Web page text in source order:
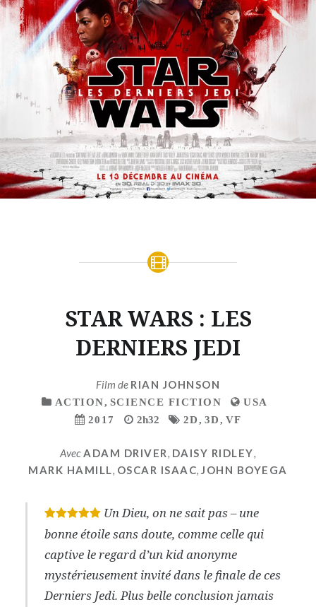
STAR WARS : LES
DERNIERS JEDI
Film de RIAN JOHNSON
ACTION, SCIENCE FICTION
USA
2017
2h32 2D , 3D , VF
AvecADAM DRIVER, DAISY RIDLEY,
MARK HAMILL, OSCAR ISAAC,JOHN BOYEGA
* * * * *
Un Dieu, on ne sait pas – une
bonne étoile sans doute, comme celle qui
captive le regard d’un kid anonyme
mystérieusement invité dans le finale de ces
Derniers Jedi. Plus belle conclusion jamais